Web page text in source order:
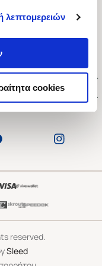
λεπτομερειών
cookies
79
21:00
reserved.
Sleed